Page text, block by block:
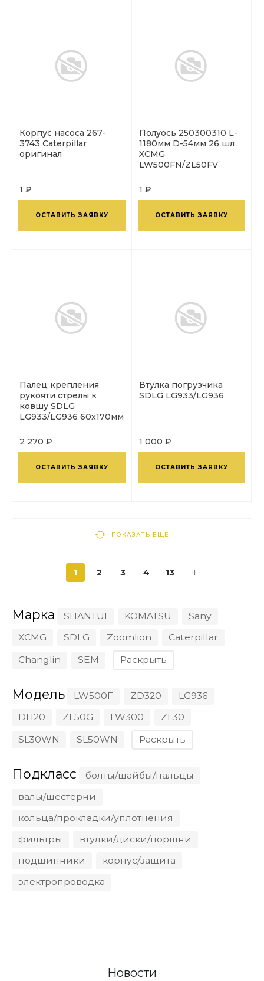
Корпус насоса 267-
3743 Caterpillar
оригинал
1 ₽
ОСТАВИТЬ ЗАЯВКУ
Полуось 250300310 L-
1180мм D-54мм 26 шл
XCMG
LW500FN/ZL50FV
1 ₽
ОСТАВИТЬ ЗАЯВКУ
Палец крепления
рукояти стрелы к
ковшу SDLG
LG933/LG936 60x170мм
2 270 ₽
ОСТАВИТЬ ЗАЯВКУ
Втулка погрузчика
SDLG LG933/LG936
1 000 ₽
ОСТАВИТЬ ЗАЯВКУ
ПОКАЗАТЬ ЕЩЕ
1 2 3 4 13
Марка SHANTUI KOMATSU
Sany
XCMG
SDLG Zoomlion
Caterpillar
Changlin
SEM Раскрыть
Модель LW500F ZD320
LG936
DH20
ZL50G LW300
ZL30
SL30WN
SL50WN Раскрыть
Подкласс
болты/шайбы/пальцы
валы/шестерни
кольца/прокладки/уплотнения
фильтры
втулки/диски/поршни
подшипники
корпус/защита
электропроводка
Новости